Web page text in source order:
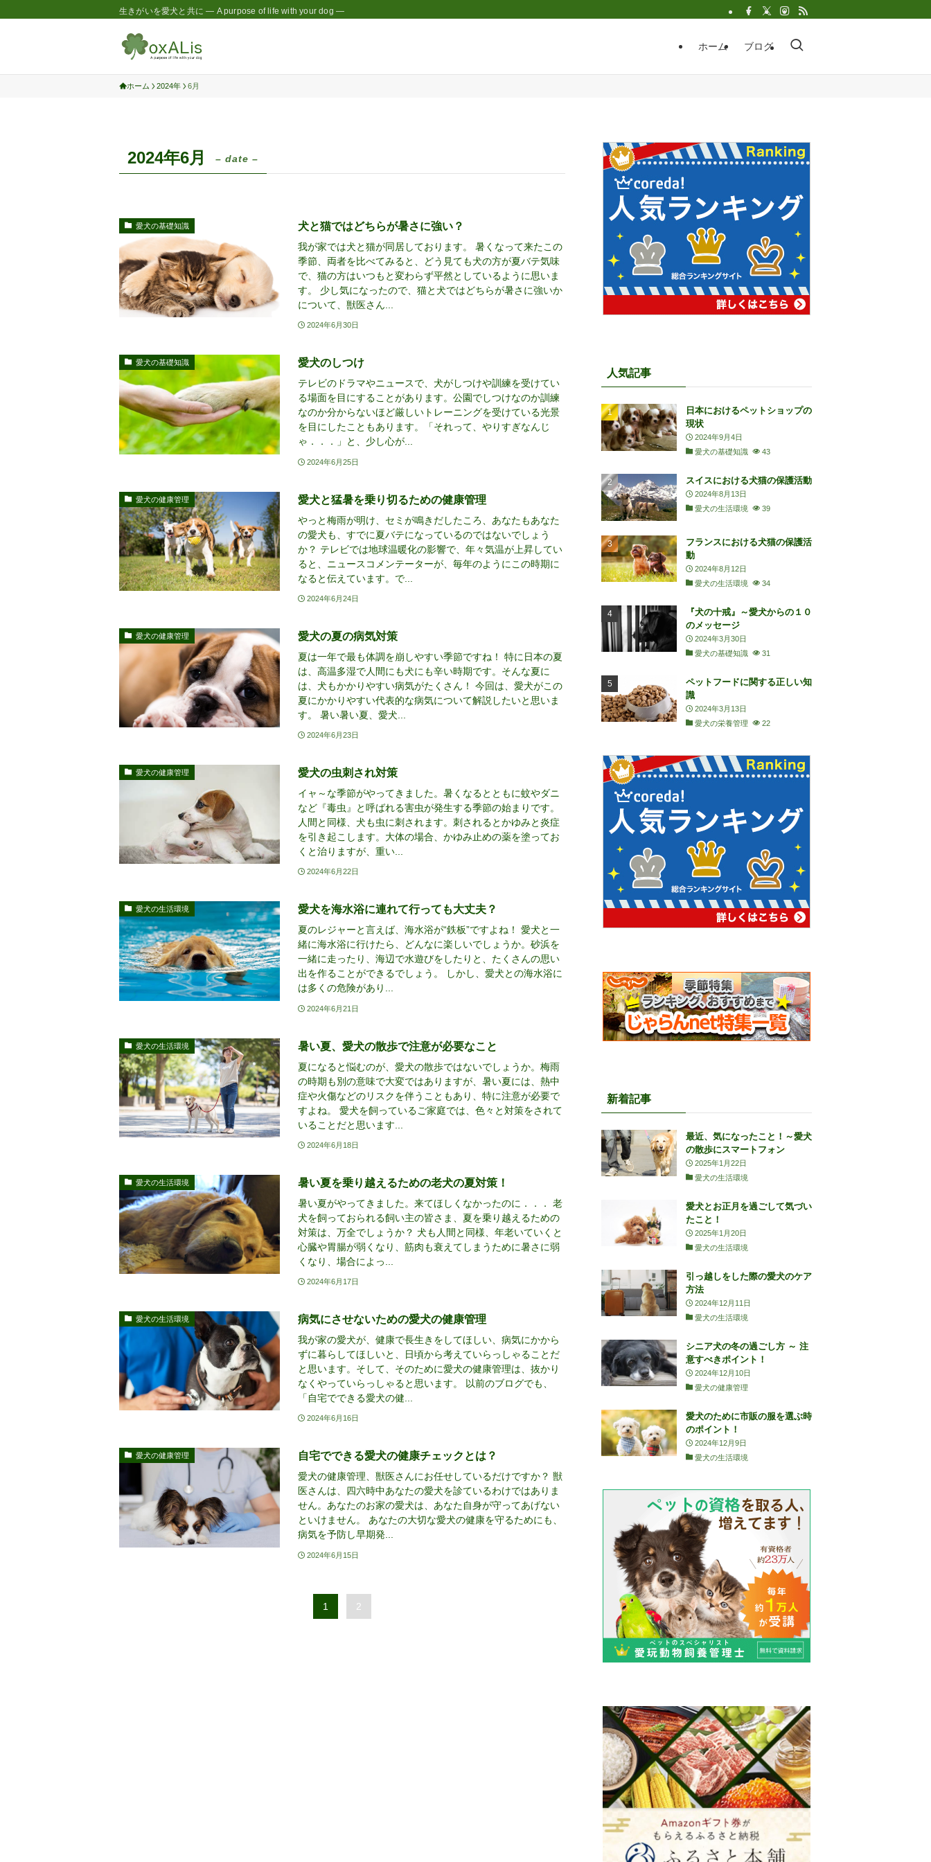
生きがいを愛犬と共に — A purpose of life with your dog —
ホーム ブログ
ホーム 2024年 6月
2024年6月 – date –
愛犬の基礎知識 犬と猫ではどちらが暑さに強い？
我が家では犬と猫が同居しております。 暑くなって来たこの
季節、両者を比べてみると、どう見ても犬の方が夏バテ気味
で、猫の方はいつもと変わらず平然としているように思いま
す。 少し気になったので、猫と犬ではどちらが暑さに強いか
について、獣医さん...
2024年6月30日
愛犬の基礎知識 愛犬のしつけ
テレビのドラマやニュースで、犬がしつけや訓練を受けてい
る場面を目にすることがあります。公園でしつけなのか訓練
なのか分からないほど厳しいトレーニングを受けている光景
を目にしたこともあります。「それって、やりすぎなんじ
ゃ．．．」と、少し心が...
2024年6月25日
愛犬の健康管理 愛犬と猛暑を乗り切るための健康管理
やっと梅雨が明け、セミが鳴きだしたころ、あなたもあなた
の愛犬も、すでに夏バテになっているのではないでしょう
か？ テレビでは地球温暖化の影響で、年々気温が上昇してい
ると、ニュースコメンテーターが、毎年のようにこの時期に
なると伝えています。で...
2024年6月24日
愛犬の健康管理 愛犬の夏の病気対策
夏は一年で最も体調を崩しやすい季節ですね！ 特に日本の夏
は、高温多湿で人間にも犬にも辛い時期です。そんな夏に
は、犬もかかりやすい病気がたくさん！ 今回は、愛犬がこの
夏にかかりやすい代表的な病気について解説したいと思いま
す。 暑い暑い夏、愛犬...
2024年6月23日
愛犬の健康管理 愛犬の虫刺され対策
イャ～な季節がやってきました。暑くなるとともに蚊やダニ
など『毒虫』と呼ばれる害虫が発生する季節の始まりです。
人間と同様、犬も虫に刺されます。刺されるとかゆみと炎症
を引き起こします。大体の場合、かゆみ止めの薬を塗ってお
くと治りますが、重い...
2024年6月22日
愛犬の生活環境 愛犬を海水浴に連れて行っても大丈夫？
夏のレジャーと言えば、海水浴が“鉄板”ですよね！ 愛犬と一
緒に海水浴に行けたら、どんなに楽しいでしょうか。砂浜を
一緒に走ったり、海辺で水遊びをしたりと、たくさんの思い
出を作ることができるでしょう。 しかし、愛犬との海水浴に
は多くの危険があり...
2024年6月21日
愛犬の生活環境 暑い夏、愛犬の散歩で注意が必要なこと
夏になると悩むのが、愛犬の散歩ではないでしょうか。梅雨
の時期も別の意味で大変ではありますが、暑い夏には、熱中
症や火傷などのリスクを伴うこともあり、特に注意が必要で
すよね。 愛犬を飼っているご家庭では、色々と対策をされて
いることだと思います...
2024年6月18日
愛犬の生活環境 暑い夏を乗り越えるための老犬の夏対策！
暑い夏がやってきました。来てほしくなかったのに．．． 老
犬を飼っておられる飼い主の皆さま、夏を乗り越えるための
対策は、万全でしょうか？ 犬も人間と同様、年老いていくと
心臓や胃腸が弱くなり、筋肉も衰えてしまうために暑さに弱
くなり、場合によっ...
2024年6月17日
愛犬の生活環境 病気にさせないための愛犬の健康管理
我が家の愛犬が、健康で長生きをしてほしい、病気にかから
ずに暮らしてほしいと、日頃から考えていらっしゃることだ
と思います。そして、そのために愛犬の健康管理は、抜かり
なくやっていらっしゃると思います。 以前のブログでも、
「自宅でできる愛犬の健...
2024年6月16日
愛犬の健康管理 自宅でできる愛犬の健康チェックとは？
愛犬の健康管理、獣医さんにお任せしているだけですか？ 獣
医さんは、四六時中あなたの愛犬を診ているわけではありま
せん。あなたのお家の愛犬は、あなた自身が守ってあげない
といけません。 あなたの大切な愛犬の健康を守るためにも、
病気を予防し早期発...
2024年6月15日
1 2
人気記事
日本におけるペットショップの
現状
2024年9月4日
愛犬の基礎知識
43
スイスにおける犬猫の保護活動
2024年8月13日
愛犬の生活環境
39
フランスにおける犬猫の保護活
動
2024年8月12日
愛犬の生活環境
34
『犬の十戒』～愛犬からの１０
のメッセージ
2024年3月30日
愛犬の基礎知識
31
ペットフードに関する正しい知
識
2024年3月13日
愛犬の栄養管理
22
新着記事
最近、気になったこと！～愛犬
の散歩にスマートフォン
2025年1月22日
愛犬の生活環境
愛犬とお正月を過ごして気づい
たこと！
2025年1月20日
愛犬の生活環境
引っ越しをした際の愛犬のケア
方法
2024年12月11日
愛犬の生活環境
シニア犬の冬の過ごし方 ～ 注
意すべきポイント！
2024年12月10日
愛犬の健康管理
愛犬のために市販の服を選ぶ時
のポイント！
2024年12月9日
愛犬の生活環境